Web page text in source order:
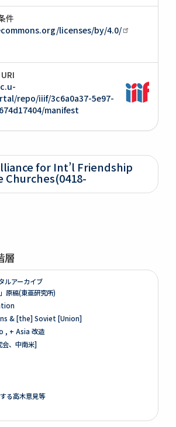
件
licenses/by/4.0/
repo/iiif/3c6a0a37-5e97-
manifest
for Int’l Friendship
層
ルアーカイブ
原稿(東亜研究所)
& [the] Soviet [Union]
, + Asia 改造
会、中南米]
る高木意見等